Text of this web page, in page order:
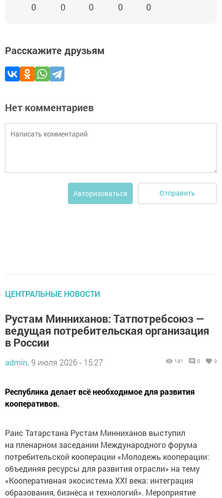
0 0 0 0 0
Расскажите друзьям
Нет комментариев
Авторизоваться Отправить
ЦЕНТРАЛЬНЫЕ НОВОСТИ
Рустам Минниханов: Татпотребсоюз —
ведущая потребительская организация
в России
admin, 9 июля 2026 - 15:27 191 0 0
Республика делает всё необходимое для развития
кооперативов.
Раис Татарстана Рустам Минниханов выступил
на пленарном заседании Международного форума
потребительской кооперации «Молодежь кооперации:
объединяя ресурсы для развития отрасли» на тему
«Кооперативная экосистема ХХІ века: интеграция
образования, бизнеса и технологий». Мероприятие